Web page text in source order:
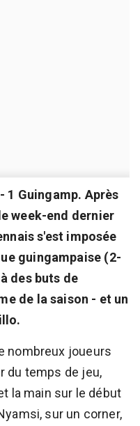
1 Guingamp. Après
week-end dernier
s'est imposée
guingampaise (2-
des buts de
de la saison - et un
nombreux joueurs
du temps de jeu,
la main sur le début
sur un corner,